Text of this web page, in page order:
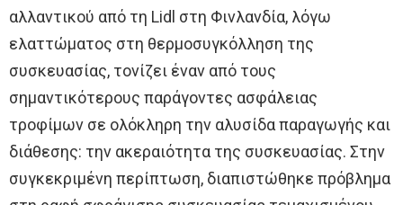
αλλαντικού από τη Lidl στη Φινλανδία, λόγω
ελαττώματος στη θερμοσυγκόλληση της
συσκευασίας, τονίζει έναν από τους
σημαντικότερους παράγοντες ασφάλειας
τροφίμων σε ολόκληρη την αλυσίδα παραγωγής και
διάθεσης: την ακεραιότητα της συσκευασίας. Στην
συγκεκριμένη περίπτωση, διαπιστώθηκε πρόβλημα